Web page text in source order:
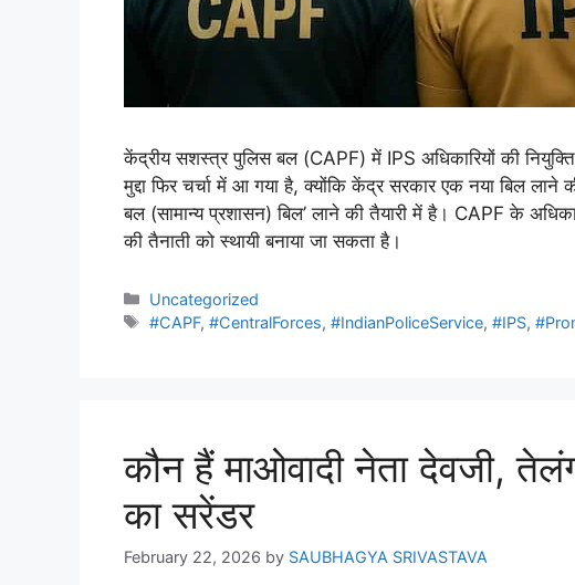
केंद्रीय सशस्त्र पुलिस बल (CAPF) में IPS अधिकारियों की
मुद्दा फिर चर्चा में आ गया है, क्योंकि केंद्र सरकार एक नया बिल
बल (सामान्य प्रशासन) बिल’ लाने की तैयारी में है। CAPF के
की तैनाती को स्थायी बनाया जा सकता है।
Uncategorized
#CAPF,#CentralForces,#IndianPoliceService,#IPS,
कौन हैं माओवादी नेता देवजी,
का सरेंडर
February 22, 2026 by SAUBHAGYA SRIVASTAVA